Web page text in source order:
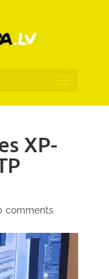
XP-
comments